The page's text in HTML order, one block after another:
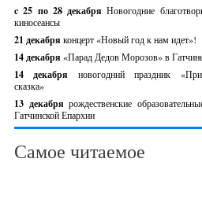
c 25 по 28 декабряНовогодние
киносеансы
21 декабря концерт «Новый год к нам идет»!
14 декабря «Парад Дедов Морозов» в
14 декабря новогодний праздник
сказка»
13 декабрярождественские
Гатчинской Епархии
Самое читаемое